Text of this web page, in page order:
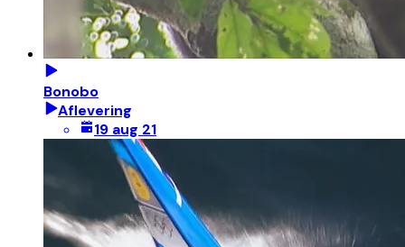
Bonobo
Aflevering
19 aug 21